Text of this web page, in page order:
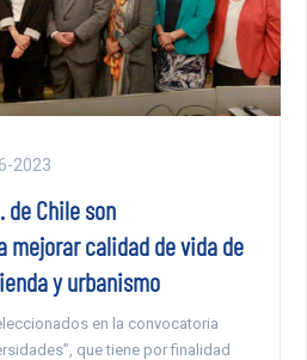
2023
de Chile son
mejorar calidad de vida de
y urbanismo
en la convocatoria
que tiene por finalidad